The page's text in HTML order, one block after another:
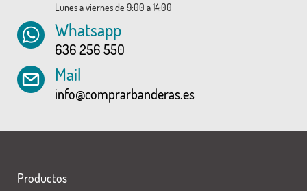
Lunes a viernes de 9:00 a 14:00
Whatsapp
636 256 550
Mail
info@comprarbanderas.es
Productos